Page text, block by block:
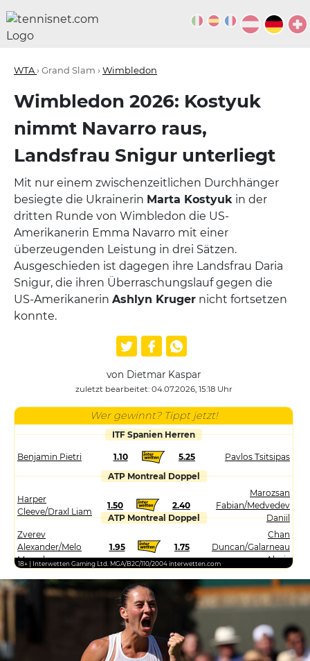
WTA› Grand Slam › Wimbledon
Wimbledon 2026: Kostyuk
nimmt Navarro raus,
Landsfrau Snigur unterliegt
Mit nur einem zwischenzeitlichen Durchhänger
besiegte die Ukrainerin Marta Kostyuk in der
dritten Runde von Wimbledon die US-
Amerikanerin Emma Navarro mit einer
überzeugenden Leistung in drei Sätzen.
Ausgeschieden ist dagegen ihre Landsfrau Daria
Snigur, die ihren Überraschungslauf gegen die
US-Amerikanerin Ashlyn Kruger nicht fortsetzen
konnte.
von Dietmar Kaspar
zuletzt bearbeitet: 04.07.2026, 15:18 Uhr
Wer gewinnt? Tippt jetzt!
ITF Spanien Herren
Benjamin Pietri 1.10 5.25
Pavlos Tsitsipas
ATP Montreal Doppel
Harper
Cleeve/Draxl Liam
1.50 2.40
Marozsan
Fabian/Medvedev
Daniil
ATP Montreal Doppel
Zverev
Alexander/Melo
Marcelo
1.95 1.75
Chan
Duncan/Galarneau
Alexis
18+ | Interwetten Gaming Ltd. MGA/B2C/110/2004 interwetten.com